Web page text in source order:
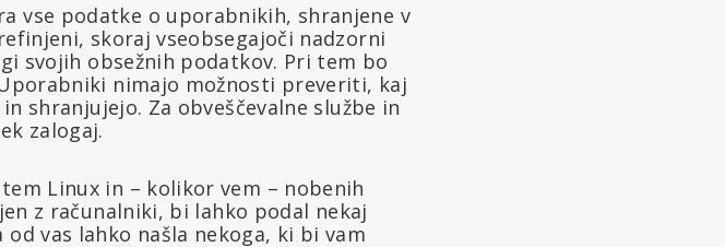
vse podatke o uporabnikih, shranjene v
skoraj vseobsegajoči nadzorni
svojih obsežnih podatkov. Pri tem bo
nimajo možnosti preveriti, kaj
shranjujejo. Za obveščevalne službe in
zalogaj.
Linux in – kolikor vem – nobenih
z računalniki, bi lahko podal nekaj
vas lahko našla nekoga, ki bi vam